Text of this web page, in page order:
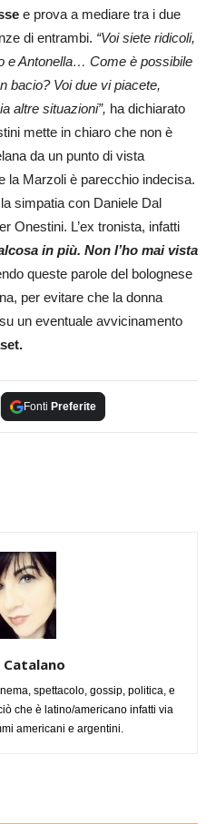
e prova a mediare tra i due
di entrambi. “Voi siete ridicoli,
e Antonella… Come è possibile
bacio? Voi due vi piacete,
altre situazioni”, ha dichiarato
mette in chiaro che non è
da un punto di vista
la Marzoli è parecchio indecisa.
simpatia con Daniele Dal
Onestini. L’ex tronista, infatti
in più. Non l’ho mai vista
queste parole del bolognese
per evitare che la donna
un eventuale avvicinamento
Fonti Preferite
Catalano
spettacolo, gossip, politica, e
che è latino/americano infatti via
americani e argentini.